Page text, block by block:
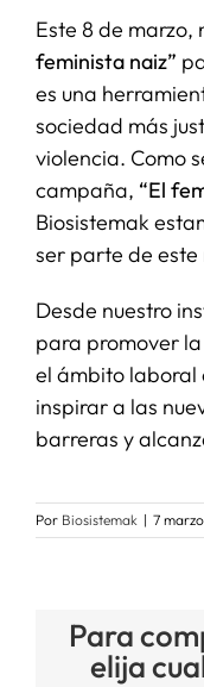
Este 8 de marzo,
feminista naiz”
es una
sociedad más
violencia. Como
campaña, “El
Biosistemak
ser parte de
Desde nuestro
para promover
el ámbito laboral
inspirar a las
barreras y
Por Biosistemak | 7
Para
elija